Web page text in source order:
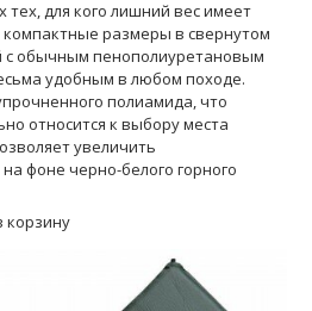
тех, для кого лишний вес имеет
размеры в свернутом
с обычным пенополиуретановым
удобным в любом походе.
полиамида, что
относится к выбору места
увеличить
фоне черно-белого горного
корзину